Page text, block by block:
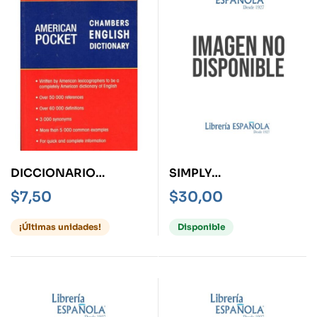
DICCIONARIO
AMERICAN POCKET
CHAMBERS ENGLISH
$7,50
¡Últimas unidades!
SIMPLY
CONVERSATION -TD-
$30,00
Disponible